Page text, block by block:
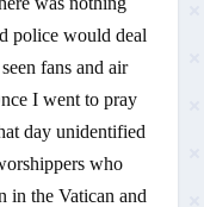
police would deal
fans and air
I went to pray
day unidentified
who
in the Vatican and